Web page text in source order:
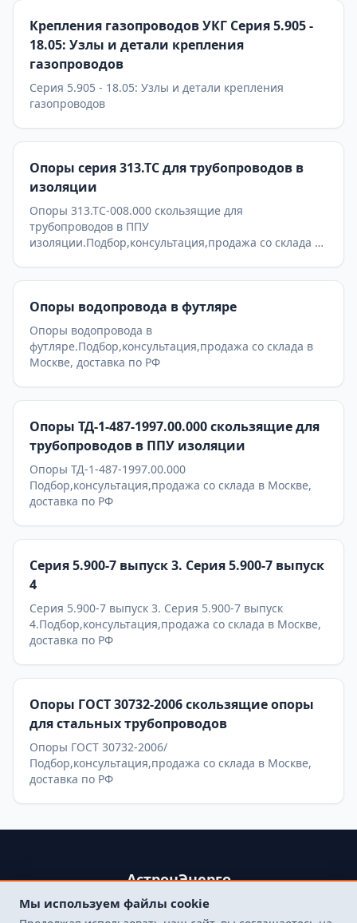
Крепления газопроводов УКГ Серия 5.905 -
18.05: Узлы и детали крепления
газопроводов
Серия 5.905 - 18.05: Узлы и детали крепления
газопроводов
Опоры серия 313.ТС для трубопроводов в
изоляции
Опоры 313.ТС-008.000 скользящие для
трубопроводов в ППУ
изоляции.Подбор,консультация,продажа со склада в
Опоры водопровода в футляре
Опоры водопровода в
футляре.Подбор,консультация,продажа со склада в
Москве, доставка по РФ
Опоры ТД-1-487-1997.00.000 скользящие для
трубопроводов в ППУ изоляции
Опоры ТД-1-487-1997.00.000
Подбор,консультация,продажа со склада в Москве,
доставка по РФ
Серия 5.900-7 выпуск 3. Серия 5.900-7 выпуск
4
Серия 5.900-7 выпуск 3. Серия 5.900-7 выпуск
4.Подбор,консультация,продажа со склада в Москве,
доставка по РФ
Опоры ГОСТ 30732-2006 скользящие опоры
для стальных трубопроводов
Опоры ГОСТ 30732-2006/
Подбор,консультация,продажа со склада в Москве,
доставка по РФ
АстронЭнерго
+79250499357 , +74998417015
Мы используем файлы cookie